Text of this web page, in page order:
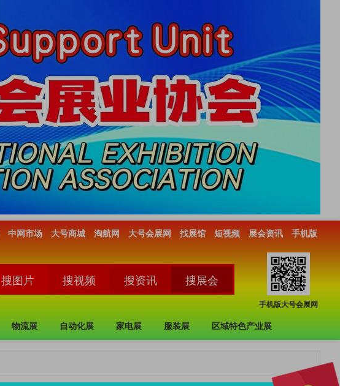
中网市场 大号商城 淘航网 大号会展网 找展馆 短视频 展会资讯 手机版
手机版大号会展网
物流展 自动化展 家电展 服装展 区域特色产业展